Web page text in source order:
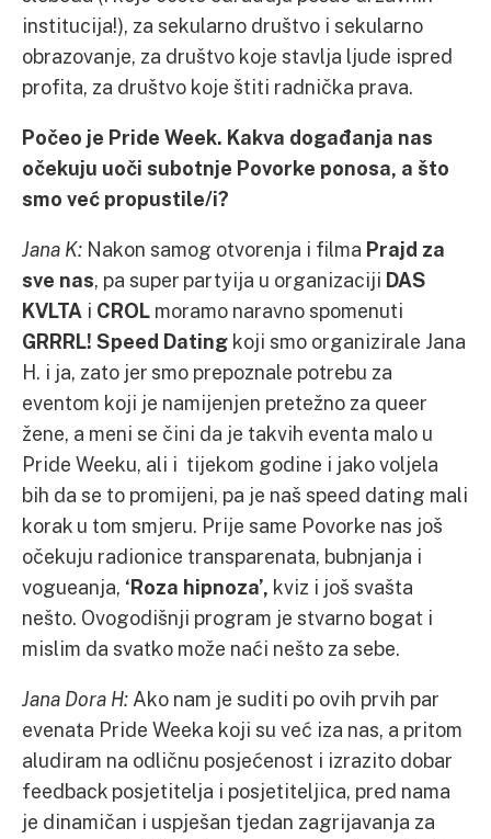
institucija!), za sekularno društvo i sekularno
obrazovanje, za društvo koje stavlja ljude ispred
profita, za društvo koje štiti radnička prava.
Počeo je Pride Week. Kakva događanja nas
očekuju uoči subotnje Povorke ponosa, a što
smo već propustile/i?
Jana K: Nakon samog otvorenja i filma Prajd za
sve nas, pa super partyija u organizaciji DAS
KVLTA i CROL moramo naravno spomenuti
GRRRL! Speed Dating koji smo organizirale Jana
H. i ja, zato jer smo prepoznale potrebu za
eventom koji je namijenjen pretežno za queer
žene, a meni se čini da je takvih eventa malo u
Pride Weeku, ali i tijekom godine i jako voljela
bih da se to promijeni, pa je naš speed dating mali
korak u tom smjeru. Prije same Povorke nas još
očekuju radionice transparenata, bubnjanja i
vogueanja, ‘Roza hipnoza’, kviz i još svašta
nešto. Ovogodišnji program je stvarno bogat i
mislim da svatko može naći nešto za sebe.
Jana Dora H: Ako nam je suditi po ovih prvih par
evenata Pride Weeka koji su već iza nas, a pritom
aludiram na odličnu posjećenost i izrazito dobar
feedback posjetitelja i posjetiteljica, pred nama
je dinamičan i uspješan tjedan zagrijavanja za